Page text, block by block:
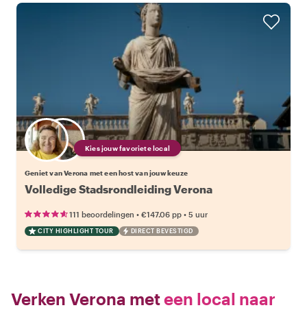
Kies jouw favoriete local
Geniet van Verona met een host van jouw keuze
Volledige Stadsrondleiding Verona
111 beoordelingen • €147.06 pp • 5 uur
CITY HIGHLIGHT TOUR DIRECT BEVESTIGD
Verken Verona meteen local naar